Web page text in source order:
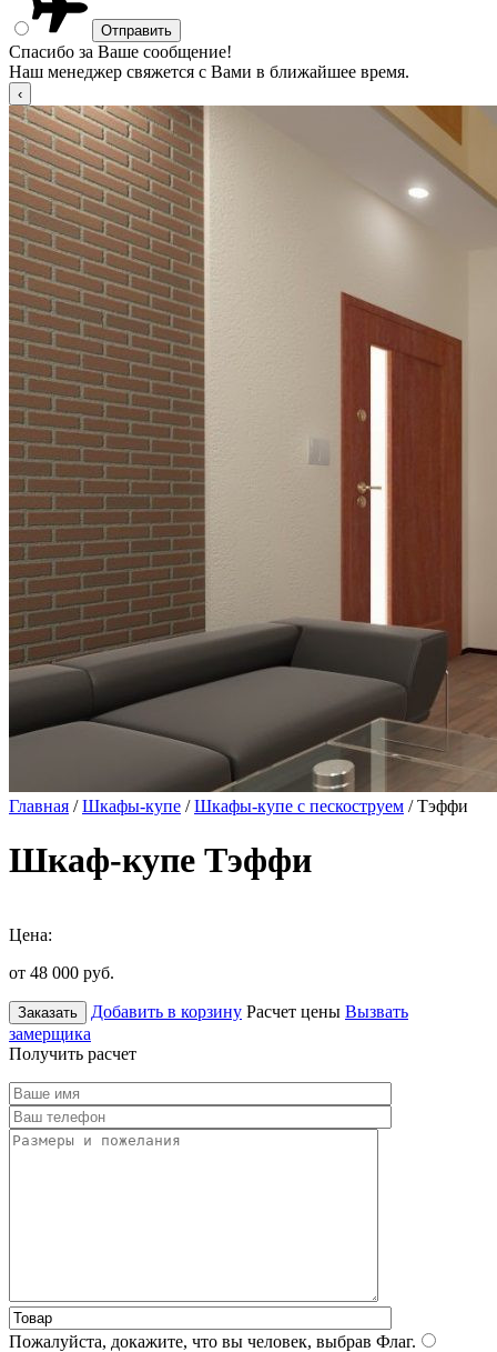
Спасибо за Ваше сообщение!
Наш менеджер свяжется с Вами в ближайшее время.
Главная /Шкафы-купе /Шкафы-купе с пескоструем / Тэффи
Шкаф-купе Тэффи
Цена:
от 48 000 руб.
Заказать Добавить в корзину Расчет цены Вызвать
замерщика
Получить расчет
Пожалуйста, докажите, что вы человек, выбрав Флаг.